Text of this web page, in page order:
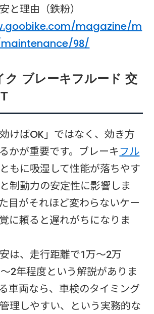
と理由（鉄粉）
magazine/m
98/
ク ブレーキフルード 交
けばOK」ではなく、効き方
かが重要です。ブレーキフル
もに吸湿して性能が落ちやす
制動力の安定性に影響しま
目がそれほど変わらないケー
に頼ると遅れがちになりま
は、走行距離で1万〜2万
2年程度という解説がありま
車両なら、車検のタイミング
理しやすい、という実務的な